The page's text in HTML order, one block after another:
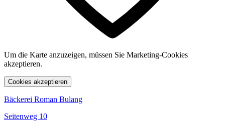
Um die Karte anzuzeigen, müssen Sie Marketing-Cookies
akzeptieren.
Cookies akzeptieren
Bäckerei Roman Bulang
Seitenweg 10